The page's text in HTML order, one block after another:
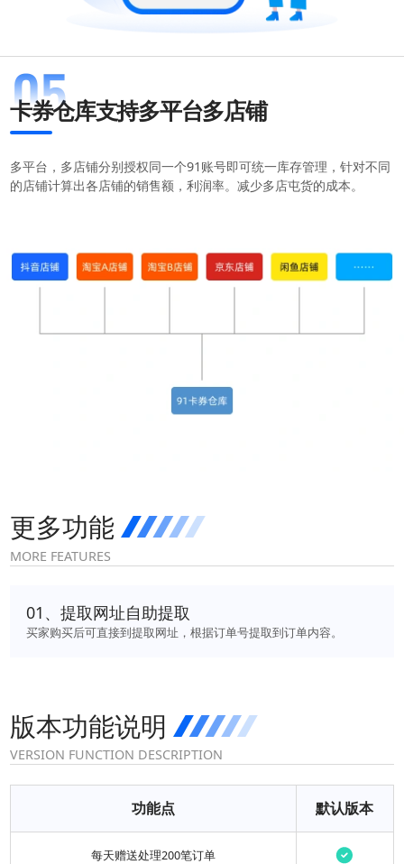
软件使用咨询
卡券仓库支持多平台多店铺
多平台，多店铺分别授权同一个91账号即可统一库存管理，针对不同
的店铺计算出各店铺的销售额，利润率。减少多店屯货的成本。
更多功能
MORE FEATURES
01 、 提取网址自助提取
买家购买后可直接到提取网址，根据订单号提取到订单内容。
版本功能说明
VERSION FUNCTION DESCRIPTION
功能点 默认版本
每天赠送处理200笔订单